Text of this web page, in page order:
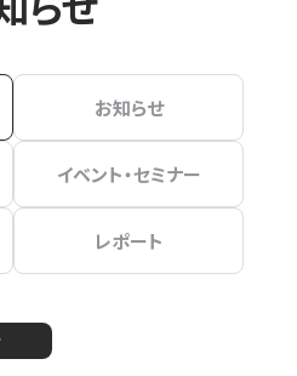
お知らせ
イベント・セミナー
レポート